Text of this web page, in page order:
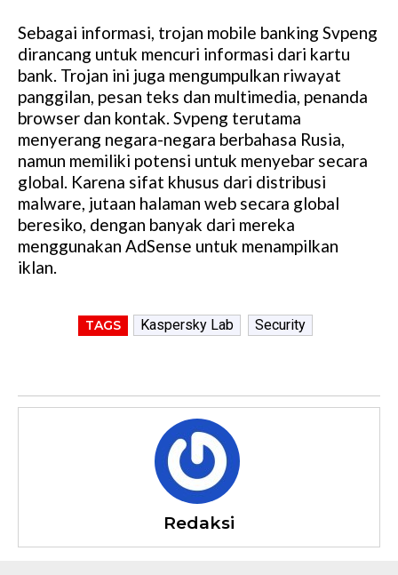
Sebagai informasi, trojan mobile banking Svpeng
dirancang untuk mencuri informasi dari kartu
bank. Trojan ini juga mengumpulkan riwayat
panggilan, pesan teks dan multimedia, penanda
browser dan kontak. Svpeng terutama
menyerang negara-negara berbahasa Rusia,
namun memiliki potensi untuk menyebar secara
global. Karena sifat khusus dari distribusi
malware, jutaan halaman web secara global
beresiko, dengan banyak dari mereka
menggunakan AdSense untuk menampilkan
iklan.
TAGS Kaspersky Lab Security
Redaksi